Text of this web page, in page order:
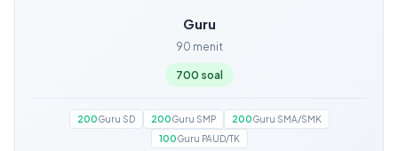
Guru
90 menit
700 soal
200Guru SD 200Guru SMP 200Guru SMA/SMK
100Guru PAUD/TK